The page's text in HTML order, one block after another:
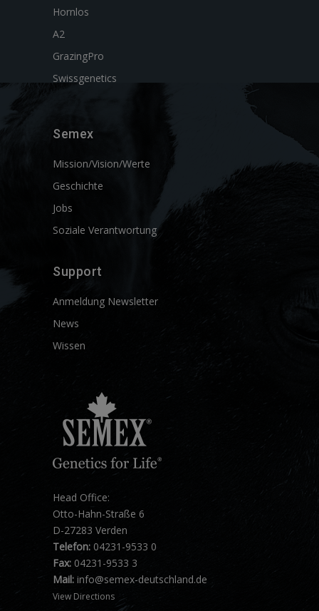
Hornlos
A2
GrazingPro
Swissgenetics
Semex
Mission/Vision/Werte
Geschichte
Jobs
Soziale Verantwortung
Support
Anmeldung Newsletter
News
Wissen
Head Office:
Otto-Hahn-Straße 6
D-27283 Verden
Telefon: 04231-9533 0
Fax: 04231-9533 3
Mail: info@semex-deutschland.de
View Directions